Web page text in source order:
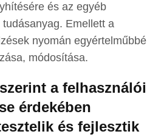
és az egyéb
Emellett a
nyomán egyértelműbbé
módosítása.
a felhasználói
érdekében
és fejlesztik